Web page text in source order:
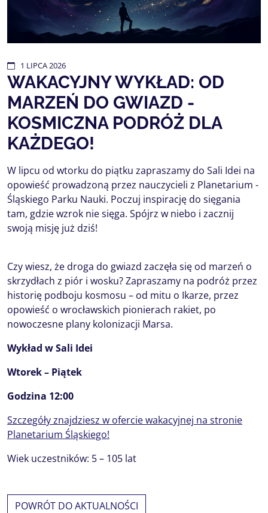
1 LIPCA2026
WAKACYJNY WYKŁAD: OD
MARZEŃ DO GWIAZD -
KOSMICZNA PODRÓŻ DLA
KAŻDEGO!
W lipcu od wtorku do piątku zapraszamy do Sali Idei na
opowieść prowadzoną przez nauczycieli z Planetarium -
Śląskiego Parku Nauki. Poczuj inspirację do sięgania
tam, gdzie wzrok nie sięga. Spójrz w niebo i zacznij
swoją misję już dziś!
Czy wiesz, że droga do gwiazd zaczęła się od marzeń o
skrzydłach z piór i wosku? Zapraszamy na podróż przez
historię podboju kosmosu – od mitu o Ikarze, przez
opowieść o wrocławskich pionierach rakiet, po
nowoczesne plany kolonizacji Marsa.
Wykład w Sali Idei
Wtorek – Piątek
Godzina 12:00
Szczegóły znajdziesz w ofercie wakacyjnej na stronie
Planetarium Śląskiego!
Wiek uczestników: 5 – 105 lat
POWRÓT DO AKTUALNOŚCI